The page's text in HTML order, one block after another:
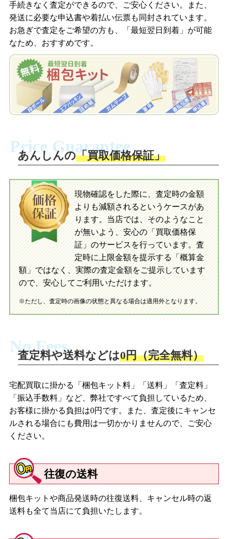
梱包キットをメールで申し込み
査定結果をメールで確認し、梱包キット
を申し込みます。梱包キットは送料無料
でお届けします。
自宅でおもちゃを発送・梱包
梱包キットに同封する発送ガイドの手順
送。当店へ無料で発送いただけます。
入金完了
当店に査定したおもちゃがご到着後、ご
指定の口座に即日入金可能です。
買取の流れ 写真の撮影方法
梱包キットをLINEで申し込み
査定結果をLINEで確認し、梱包キットを
申し込みます。梱包キットは送料無料で
お届けします。
自宅でおもちゃを発送・梱包
ださい。お電話にて集荷依頼を行い発
送。当店へ無料で発送いただけます。
当店に査定したおもちゃがご到着後、ご
指定の口座に即日入金可能です。
初めての方へ LINE査定の流れ 写真の撮影方法
手続きなく査定ができるので、ご安心ください。また、
発送に必要な申込書や着払い伝票も同封されています。
お急ぎで査定をご希望の方も、「最短翌日到着」が可能
なため、おすすめです。
Price Guarantee
あんしんの「買取価格保証」
現物確認をした際に、査定時の金額
よりも減額されるというケースがあ
ります。当店では、そのようなこと
が無いよう、安心の「買取価格保
証」のサービスを行っています。査
定時に上限金額を提示する「概算金
額」ではなく、実際の査定金額をご提示しています
ので、安心してご利用いただけます。
※ただし、査定時の画像の状態と異なる場合は適用外となります。
No Fees
査定料や送料などは0円（完全無料）
宅配買取に掛かる「梱包キット料」「送料」「査定料」
「振込手数料」など、弊社ですべて負担しているため、
お客様に掛かる負担は0円です。また、査定後にキャンセ
ルされる場合にも費用は一切かかりませんので、ご安心
ください。
往復の送料
梱包キットや商品発送時の往復送料、キャンセル時の返
送料も全て当店にて負担いたします。